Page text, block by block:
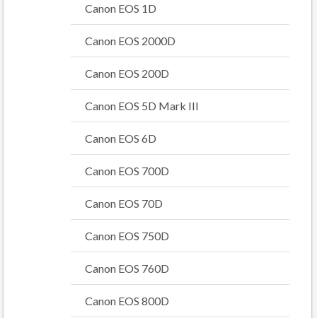
Canon EOS 1D
Canon EOS 2000D
Canon EOS 200D
Canon EOS 5D Mark III
Canon EOS 6D
Canon EOS 700D
Canon EOS 70D
Canon EOS 750D
Canon EOS 760D
Canon EOS 800D